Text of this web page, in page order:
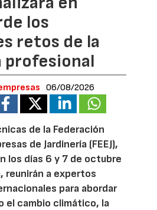
los
retos de la
profesional
06/08/2026
de la Federación
de Jardinería (FEEJ),
los días 6 y 7 de octubre
reunirán a expertos
para abordar
el cambio climático, la